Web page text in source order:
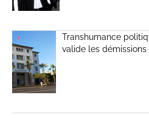
Transhumance
valide les